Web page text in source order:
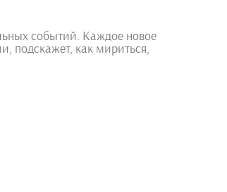
событий. Каждое новое
подскажет, как мириться,